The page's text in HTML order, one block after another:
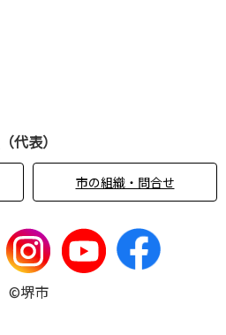
（代表）
市の組織・問合せ
©堺市